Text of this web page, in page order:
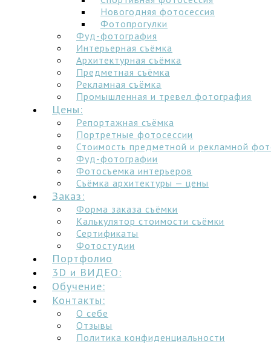
Новогодняя фотосессия
Фотопрогулки
Фуд-фотография
Интерьерная съёмка
Архитектурная съёмка
Предметная съёмка
Рекламная съёмка
Промышленная и тревел фотография
Цены:
Репортажная съёмка
Портретные фотосессии
Стоимость предметной и рекламной
Фуд-фотографии
Фотосъемка интерьеров
Съёмка архитектуры — цены
Заказ:
Форма заказа съёмки
Калькулятор стоимости съёмки
Сертификаты
Фотостудии
Портфолио
3D и ВИДЕО:
Обучение:
Контакты:
О себе
Отзывы
Политика конфиденциальности